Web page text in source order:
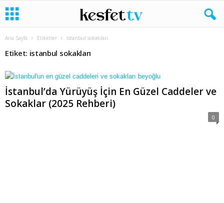
Ana Sayfa Etiketler Istanbul sokakları
Etiket: istanbul sokakları
İstanbul’da Yürüyüş İçin En Güzel Caddeler ve
Sokaklar (2025 Rehberi)
0